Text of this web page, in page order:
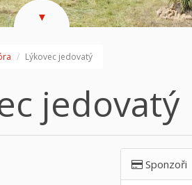
▼
Lýkovec jedovatý
jedovatý
Sponzoři